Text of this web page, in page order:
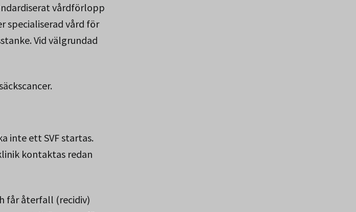
vårdförlopp
specialiserad vård för
Vid välgrundad
inte ett SVF startas.
kontaktas redan
får återfall (recidiv)